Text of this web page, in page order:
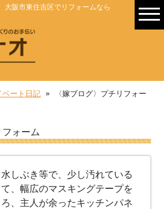
阪市東住吉区でリフォームなら
ベート日記 » 〈嫁ブログ〉プチリフォー
フォーム
しぶき等で、少し汚れている
、幅広のマスキングテープを
、主人が余ったキッチンパネ